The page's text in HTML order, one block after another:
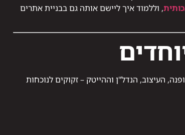
, וללמוד איך ליישם אותה גם בבניית אתרים
העיצוב, הנדל"ן וההייטק – זקוקים לנוכחות